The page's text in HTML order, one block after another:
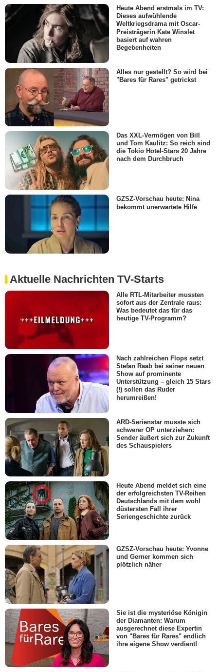
Heute Abend erstmals im TV:
Dieses aufwühlende
Weltkriegsdrama mit Oscar-
Preisträgerin Kate Winslet
basiert auf wahren
Begebenheiten
Alles nur gestellt? So wird bei
"Bares für Rares" getrickst
Das XXL-Vermögen von Bill
und Tom Kaulitz: So reich sind
die Tokio Hotel-Stars 20 Jahre
nach dem Durchbruch
GZSZ-Vorschau heute: Nina
bekommt unerwartete Hilfe
Aktuelle Nachrichten TV-Starts
Alle RTL-Mitarbeiter mussten
sofort aus der Zentrale raus:
Was bedeutet das für das
heutige TV-Programm?
Nach zahlreichen Flops setzt
Stefan Raab bei seiner neuen
Show auf prominente
Unterstützung – gleich 15 Stars
(!) sollen das Ruder
herumreißen!
ARD-Serienstar musste sich
schwerer OP unterziehen:
Sender äußert sich zur Zukunft
des Schauspielers
Heute Abend meldet sich eine
der erfolgreichsten TV-Reihen
Deutschlands mit dem wohl
düstersten Fall ihrer
Seriengeschichte zurück
GZSZ-Vorschau heute: Yvonne
und Gerner kommen sich
plötzlich näher
Sie ist die mysteriöse Königin
der Diamanten: Warum
ausgerechnet diese Expertin
von "Bares für Rares" endlich
ihre eigene Show verdient!